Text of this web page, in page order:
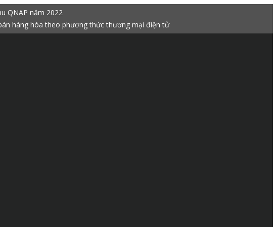
QNAP năm 2022
hàng hóa theo phương thức thương mại điện tử